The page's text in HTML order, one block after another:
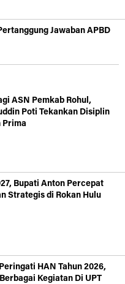
Jawaban APBD
ASN Pemkab Rohul,
Poti Tekankan Disiplin
Prima
Bupati Anton Percepat
Strategis di Rokan Hulu
HAN Tahun 2026,
Kegiatan Di UPT